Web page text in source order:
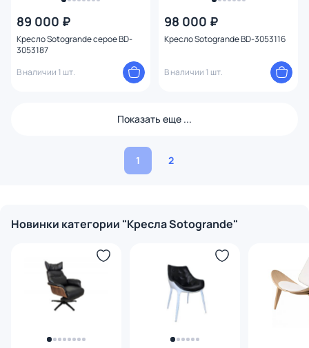
89 000 ₽
Кресло Sotogrande серое BD-
3053187
В наличии 1 шт.
98 000 ₽
Кресло Sotogrande BD-3053116
В наличии 1 шт.
Показать еще ...
1 2
Новинки категории "Кресла Sotogrande"